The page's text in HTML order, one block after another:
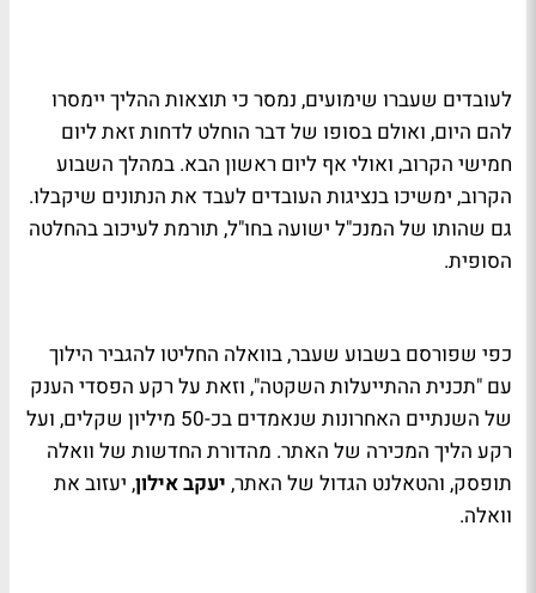
לעובדים שעברו שימועים, נמסר כי תוצאות ההליך יימסרו
להם היום, ואולם בסופו של דבר הוחלט לדחות זאת ליום
חמישי הקרוב, ואולי אף ליום ראשון הבא. במהלך השבוע
הקרוב, ימשיכו בנציגות העובדים לעבד את הנתונים שיקבלו.
גם שהותו של המנכ"ל ישועה בחו"ל, תורמת לעיכוב בהחלטה
הסופית.
כפי שפורסם בשבוע שעבר, בוואלה החליטו להגביר הילוך
עם "תכנית ההתייעלות השקטה", וזאת על רקע הפסדי הענק
של השנתיים האחרונות שנאמדים בכ-50 מיליון שקלים, ועל
רקע הליך המכירה של האתר. מהדורת החדשות של וואלה
תופסק, והטאלנט הגדול של האתר, יעקב אילון, יעזוב את
וואלה.